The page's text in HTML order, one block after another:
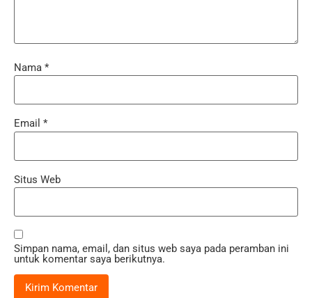
Nama *
Email *
Situs Web
Simpan nama, email, dan situs web saya pada peramban ini
untuk komentar saya berikutnya.